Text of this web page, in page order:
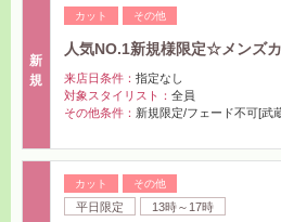
新
規
カット その他
人気NO.1新規様限定☆メンズ
来店日条件： 指定なし
対象スタイリスト： 全員
その他条件： 新規限定/フェード不可[武
カット その他
平日限定 13時～17時